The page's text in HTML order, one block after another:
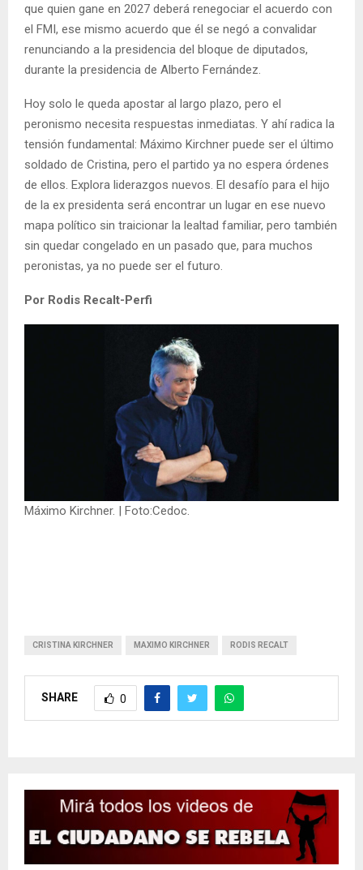
que quien gane en 2027 deberá renegociar el acuerdo con
el FMI, ese mismo acuerdo que él se negó a convalidar
renunciando a la presidencia del bloque de diputados,
durante la presidencia de Alberto Fernández.
Hoy solo le queda apostar al largo plazo, pero el
peronismo necesita respuestas inmediatas. Y ahí radica la
tensión fundamental: Máximo Kirchner puede ser el último
soldado de Cristina, pero el partido ya no espera órdenes
de ellos. Explora liderazgos nuevos. El desafío para el hijo
de la ex presidenta será encontrar un lugar en ese nuevo
mapa político sin traicionar la lealtad familiar, pero también
sin quedar congelado en un pasado que, para muchos
peronistas, ya no puede ser el futuro.
Por Rodis Recalt-Perfi
Máximo Kirchner. | Foto:Cedoc.
CRISTINA KIRCHNER MAXIMO KIRCHNER RODIS RECALT
SHARE 0